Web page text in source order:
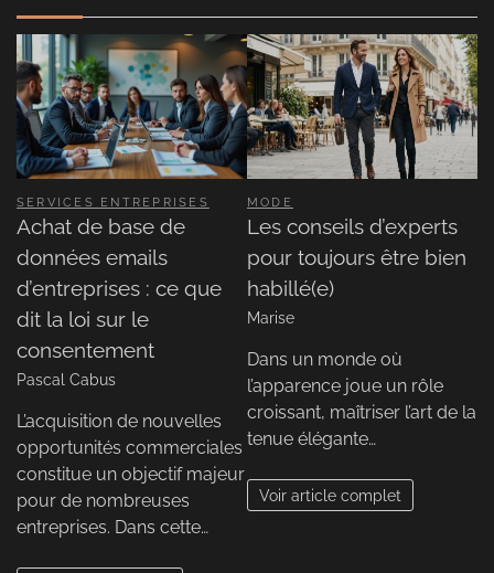
SERVICES ENTREPRISES
Achat de base de
données emails
d’entreprises : ce que
dit la loi sur le
consentement
Pascal Cabus
L’acquisition de nouvelles
opportunités commerciales
constitue un objectif majeur
pour de nombreuses
entreprises. Dans cette…
MODE
Les conseils d’experts
pour toujours être bien
habillé(e)
Marise
Dans un monde où
l’apparence joue un rôle
croissant, maîtriser l’art de la
tenue élégante…
Voir article complet